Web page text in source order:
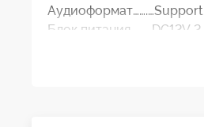
Блок питания……….DC12V